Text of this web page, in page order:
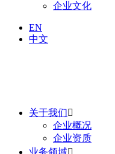
企业文化
EN
中文
关于我们
企业概况
企业资质